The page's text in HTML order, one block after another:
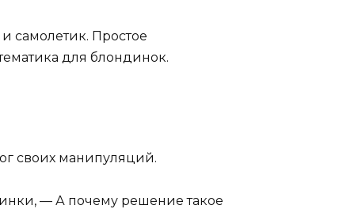
своих манипуляций.
— А почему решение такое